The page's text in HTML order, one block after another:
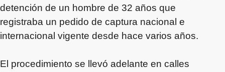
detención de un hombre de 32 años que
registraba un pedido de captura nacional e
internacional vigente desde hace varios años.
El procedimiento se llevó adelante en calles